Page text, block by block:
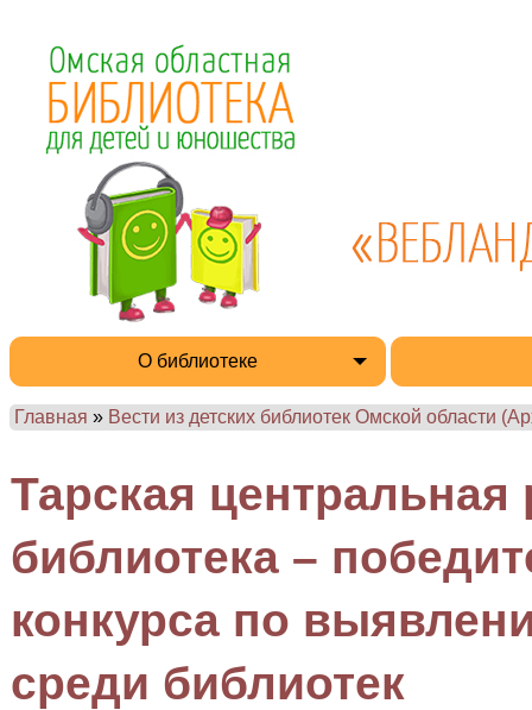
О библиотеке
Главная » Вести из детских библиотек Омской области
Тарская центральная
библиотека –
конкурса по
среди библиотек